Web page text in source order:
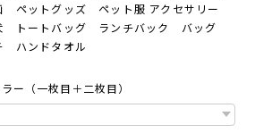
ットグッズ ペット服 アクセサリー
トートバッグ ランチバック バッグ
ハンドタオル
ー（一枚目＋二枚目）